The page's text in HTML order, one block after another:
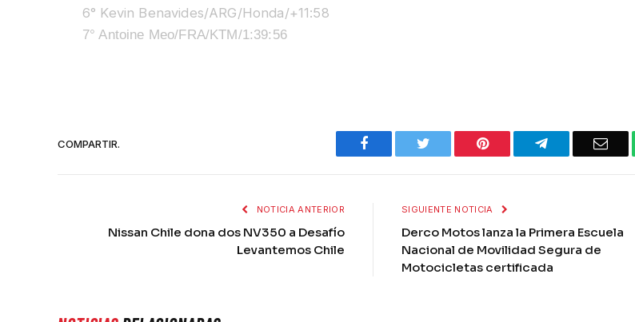
6° Kevin Benavides/ARG/Honda/+11:58
7° Antoine Meo/FRA/KTM/1:39:56
COMPARTIR. Facebook Twitter Pinterest Telegram Email
NOTICIA ANTERIOR
Nissan Chile dona dos NV350 a Desafío
Levantemos Chile
SIGUIENTE NOTICIA
Derco Motos lanza la Primera Escuela
Nacional de Movilidad Segura de
Motocicletas certificada